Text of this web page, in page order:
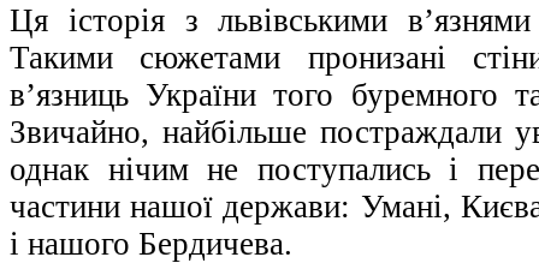
Ця історія з львівськими
Такими сюжетами пронизані
в’язниць України того буремного
Звичайно, найбільше постраждали
однак нічим не поступались і
частини нашої держави: Умані,
і нашого Бердичева.